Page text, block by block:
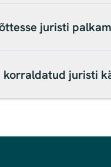
juristi
korraldatud juristi